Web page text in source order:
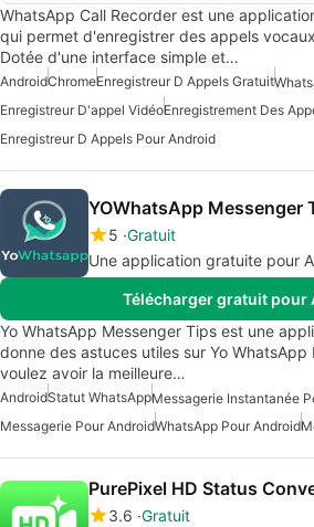
WhatsApp Call Recorder est une
qui permet d'enregistrer des appels
Dotée d'une interface simple et…
AndroidChromeEnregistreur D Appels Gratuit
Enregistreur D'appel VidéoEnregistrement Des
Enregistreur D Appels Pour Android
YOWhatsApp Messenger
5 Gratuit
Une application gratuite pour
Télécharger gratuit pour
Yo WhatsApp Messenger Tips est une
donne des astuces utiles sur Yo WhatsApp
voulez avoir la meilleure…
AndroidStatut WhatsAppMessagerie Instantanée
Messagerie Pour AndroidWhatsApp Pour Android
PurePixel HD Status
3.6 Gratuit